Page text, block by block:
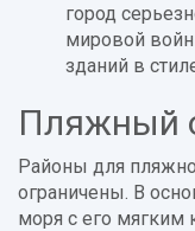
город
мировой
зданий в
Пляжный
Районы для
ограничены. В
моря с его мягким